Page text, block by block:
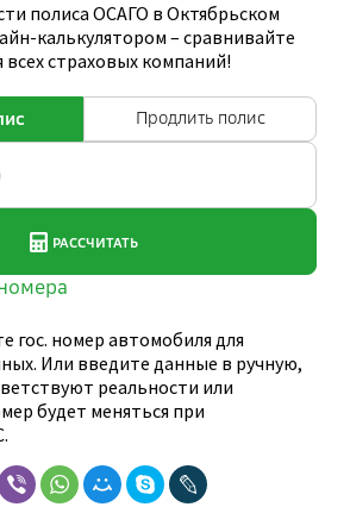
полиса ОСАГО в Октябрьском
калькулятором – сравнивайте
страховых компаний!
гос. номер автомобиля для
Или введите данные в ручную,
реальности или
будет меняться при